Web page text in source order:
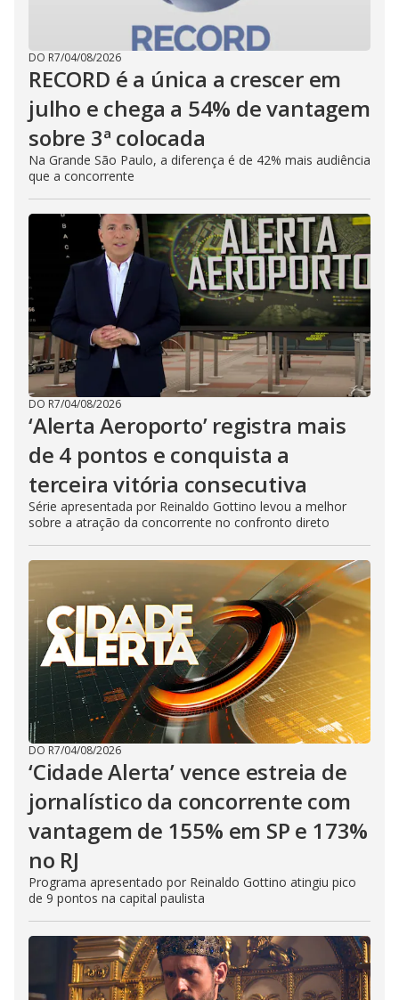
DO R7/04/08/2026
RECORD é a única a crescer em
julho e chega a 54% de vantagem
sobre 3ª colocada
Na Grande São Paulo, a diferença é de 42% mais audiência
que a concorrente
DO R7/04/08/2026
‘Alerta Aeroporto’ registra mais
de 4 pontos e conquista a
terceira vitória consecutiva
Série apresentada por Reinaldo Gottino levou a melhor
sobre a atração da concorrente no confronto direto
DO R7/04/08/2026
‘Cidade Alerta’ vence estreia de
jornalístico da concorrente com
vantagem de 155% em SP e 173%
no RJ
Programa apresentado por Reinaldo Gottino atingiu pico
de 9 pontos na capital paulista